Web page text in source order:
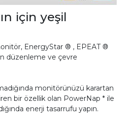
için yeşil
EnergyStar ® , EPEAT ®
düzenleme ve çevre
monitörünüzü karartan
bir özellik olan PowerNap * ile
enerji tasarrufu yapın.